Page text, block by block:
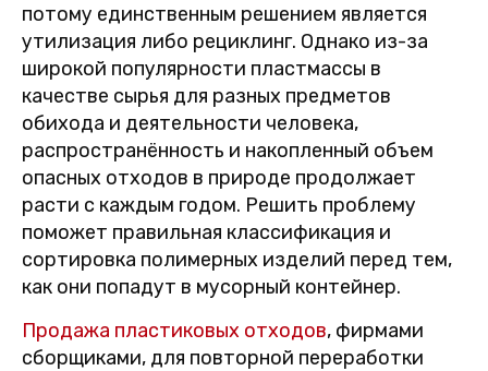
потому единственным решением является
утилизация либо рециклинг. Однако из-за
широкой популярности пластмассы в
качестве сырья для разных предметов
обихода и деятельности человека,
распространённость и накопленный объем
опасных отходов в природе продолжает
расти с каждым годом. Решить проблему
поможет правильная классификация и
сортировка полимерных изделий перед тем,
как они попадут в мусорный контейнер.
Продажа пластиковых отходов, фирмами
сборщиками, для повторной переработки